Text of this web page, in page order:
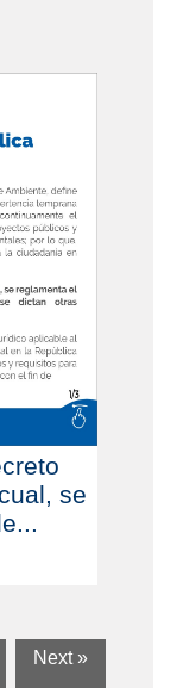
se
Next »